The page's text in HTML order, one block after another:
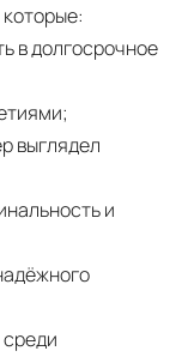
в долгосрочное
выглядел
и